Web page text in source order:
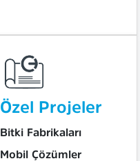
Özel Projeler
Bitki Fabrikaları
Mobil Çözümler